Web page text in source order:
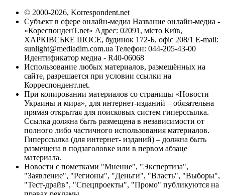
© 2000-2026, Korrespondent.net
Субъект в сфере онлайн-медиа Название онлайн-медиа -
«КореспонденТ.net» Адрес: 02091, місто Київ,
ХАРКІВСЬКЕ ШОСЕ, будинок 172-Б, офіс 208/1 E-mail:
sunlight@mediadim.com.ua Телефон: 044-205-43-00
Идентификатор медиа - R40-06068
Использование любых материалов, размещённых на
сайте, разрешается при условии ссылки на
Корреспондент.net.
При копировании материалов со страницы «Новости
Украины и мира», для интернет-изданий – обязательна
прямая открытая для поисковых систем гиперссылка.
Ссылка должна быть размещена в независимости от
полного либо частичного использования материалов.
Гиперссылка (для интернет- изданий) – должна быть
размещена в подзаголовке или в первом абзаце
материала.
Новости с пометками "Мнение", "Экспертиза",
"Заявление", "Регионы", "Деньги", "Власть", "Выборы",
"Тест-драйв", "Спецпроекты", "Промо" публикуются на